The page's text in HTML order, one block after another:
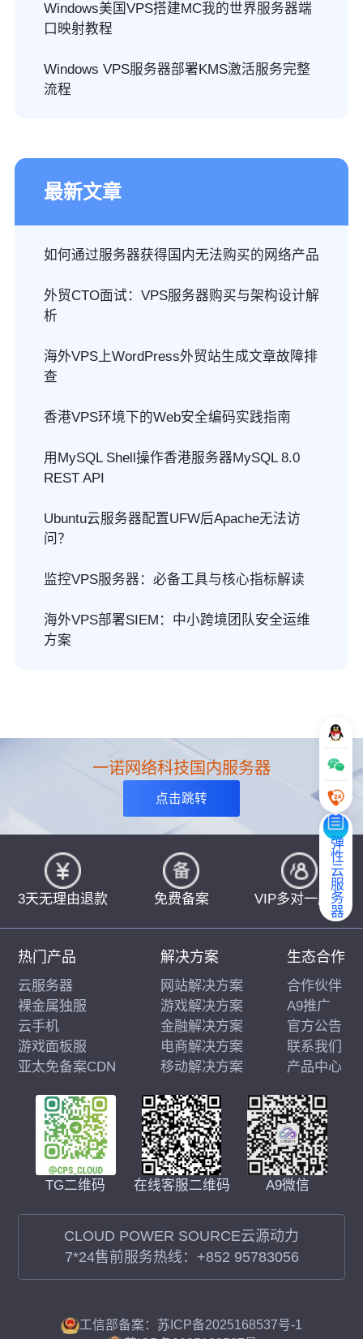
Windows美国VPS搭建MC我的世界服务器端
口映射教程
Windows VPS服务器部署KMS激活服务完整
流程
最新文章
如何通过服务器获得国内无法购买的网络产品
外贸CTO面试：VPS服务器购买与架构设计解
析
海外VPS上WordPress外贸站生成文章故障排
查
香港VPS环境下的Web安全编码实践指南
用MySQL Shell操作香港服务器MySQL 8.0
REST API
Ubuntu云服务器配置UFW后Apache无法访
问？
监控VPS服务器：必备工具与核心指标解读
海外VPS部署SIEM：中小跨境团队安全运维
方案
弹性云服务器
一诺网络科技国内服务器
点击跳转
3天无理由退款 免费备案 VIP多对一服务
TG二维码 在线客服二维码 A9微信
CLOUD POWER SOURCE云源动力
7*24售前服务热线： +852 95783056
热门产品
云服务器
裸金属独服
云手机
游戏面板服
亚太免备案CDN
解决方案
网站解决方案
游戏解决方案
金融解决方案
电商解决方案
移动解决方案
生态合作
合作伙伴
A9推广
官方公告
联系我们
产品中心
工信部备案：苏ICP备2025168537号-1